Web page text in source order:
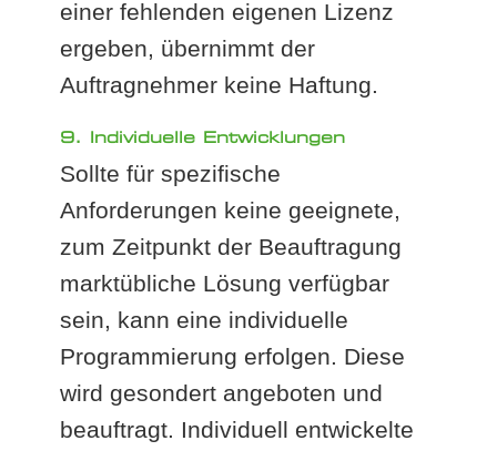
einer fehlenden eigenen Lizenz
ergeben, übernimmt der
Auftragnehmer keine Haftung.
9. Individuelle Entwicklungen
Sollte für spezifische
Anforderungen keine geeignete,
zum Zeitpunkt der Beauftragung
marktübliche Lösung verfügbar
sein, kann eine individuelle
Programmierung erfolgen. Diese
wird gesondert angeboten und
beauftragt. Individuell entwickelte